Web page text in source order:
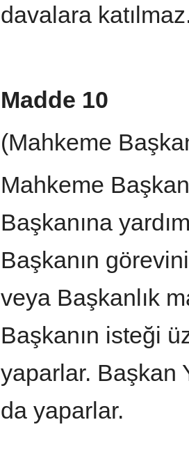
davalara
Madde 10
(Mahkeme
Mahkeme
Başkanına
Başkanın
veya Başkanlık
Başkanın isteği
yaparlar. Başkan
da yaparlar.